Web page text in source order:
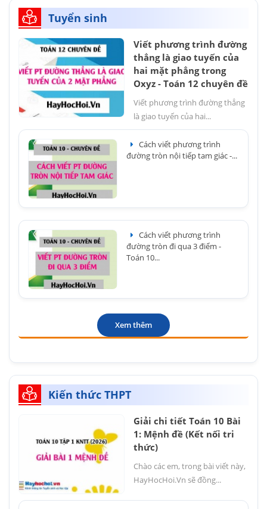
Tuyển sinh
Viết phương trình đường
thẳng là giao tuyến của
hai mặt phẳng trong
Oxyz - Toán 12 chuyên đề
Viết phương trình đường thẳng
là giao tuyến của hai...
Cách viết phương trình
đường tròn nội tiếp tam giác -...
Cách viết phương trình
đường tròn đi qua 3 điểm -
Toán 10...
Xem thêm
Kiến thức THPT
Giải chi tiết Toán 10 Bài
1: Mệnh đề (Kết nối tri
thức)
Chào các em, trong bài viết này,
HayHocHoi.Vn sẽ đồng...